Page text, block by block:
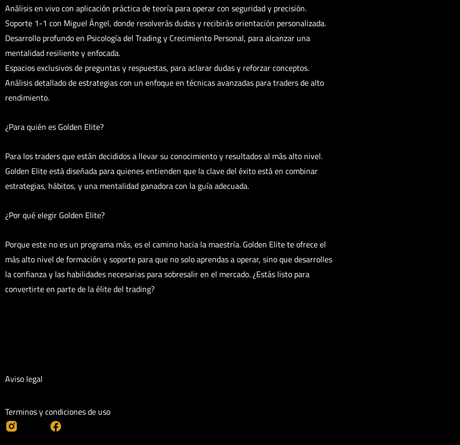
Análisis en vivo con aplicación práctica de teoría para operar con seguridad y precisión.
Soporte 1-1 con Miguel Ángel, donde resolverás dudas y recibirás orientación personalizada.
Desarrollo profundo en Psicología del Trading y Crecimiento Personal, para alcanzar una
mentalidad resiliente y enfocada.
Espacios exclusivos de preguntas y respuestas, para aclarar dudas y reforzar conceptos.
Análisis detallado de estrategias con un enfoque en técnicas avanzadas para traders de alto
rendimiento.
¿Para quién es Golden Elite?
Para los traders que están decididos a llevar su conocimiento y resultados al más alto nivel.
Golden Elite está diseñada para quienes entienden que la clave del éxito está en combinar
estrategias, hábitos, y una mentalidad ganadora con la guía adecuada.
¿Por qué elegir Golden Elite?
Porque este no es un programa más, es el camino hacia la maestría. Golden Elite te ofrece el
más alto nivel de formación y soporte para que no solo aprendas a operar, sino que desarrolles
la confianza y las habilidades necesarias para sobresalir en el mercado. ¿Estás listo para
convertirte en parte de la élite del trading?
Aviso legal
Terminos y condiciones de uso